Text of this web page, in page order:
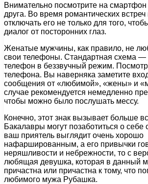
Внимательно посмотрите на
друга. Во время романтических
отключать его не только для того,
диалог от посторонних глаз.
Женатые мужчины, как правило, не
свои телефоны. Стандартная схема —
телефон в беззвучный режим.
телефона. Вы наверняка заметите
сообщения от «любимой», «жены» и
случае рекомендуется немедленно
чтобы можно было послушать мессу.
Конечно, этот знак вызывает больше
Бакалавры могут позаботиться о
ваш приятель выглядит очень хорошо
нафаршированным, а его привычки
неряшливости и небрежности, то с
любящая девушка, которая в данный
причастна или причастна к тому, что
любимого мужа Рубашка.